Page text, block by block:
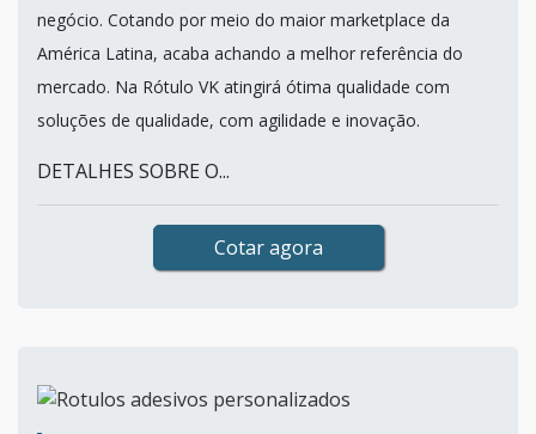
negócio. Cotando por meio do maior marketplace da
América Latina, acaba achando a melhor referência do
mercado. Na Rótulo VK atingirá ótima qualidade com
soluções de qualidade, com agilidade e inovação.
DETALHES SOBRE O...
Cotar agora